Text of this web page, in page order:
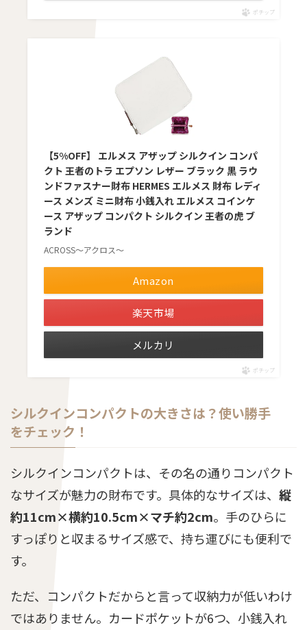
ポチップ
【5%OFF】 エルメス アザップ シルクイン コンパ
クト 王者のトラ エプソン レザー ブラック 黒 ラウ
ンドファスナー財布 HERMES エルメス 財布 レディ
ース メンズ ミニ財布 小銭入れ エルメス コインケ
ース アザップ コンパクト シルクイン 王者の虎 ブ
ランド
ACROSS〜アクロス〜
Amazon
楽天市場
メルカリ
ポチップ
シルクインコンパクトの大きさは？使い勝手
をチェック！
シルクインコンパクトは、その名の通りコンパクト
なサイズが魅力の財布です。具体的なサイズは、 縦
約11cm×横約10.5cm×マチ約2cm。手のひらに
すっぽりと収まるサイズ感で、持ち運びにも便利で
す。
ただ、コンパクトだからと言って収納力が低いわけ
ではありません。カードポケットが6つ、小銭入れ